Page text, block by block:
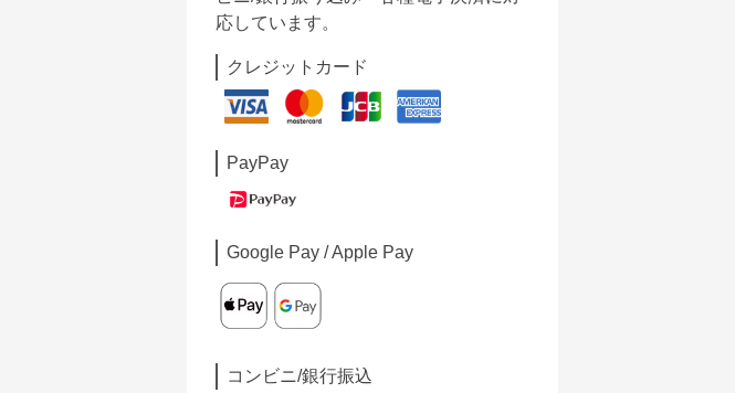
応しています。
クレジットカード
PayPay
Google Pay / Apple Pay
コンビニ/銀行振込